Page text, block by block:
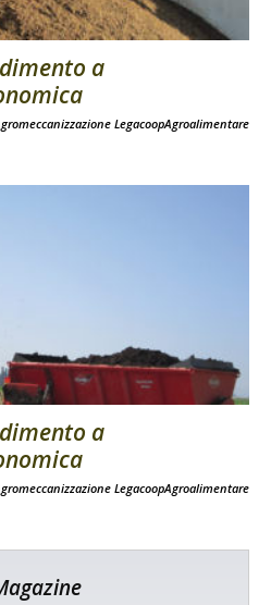
a
LegacoopAgroalimentare
a
LegacoopAgroalimentare